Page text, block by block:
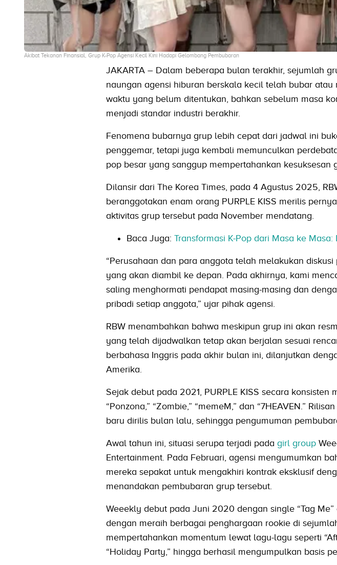
Akibat Tekanan Finansial, Grup K-Pop Agensi Kecil Kini Hadapi Gelombang Pembubaran
JAKARTA – Dalam beberapa bulan terakhir, sejumlah
naungan agensi hiburan berskala kecil telah bubar
waktu yang belum ditentukan, bahkan sebelum masa
menjadi standar industri berakhir.
Fenomena bubarnya grup lebih cepat dari jadwal ini
penggemar, tetapi juga kembali memunculkan
pop besar yang sanggup mempertahankan kesuksesan
Dilansir dari The Korea Times, pada 4 Agustus 2025,
beranggotakan enam orang PURPLE KISS merilis
aktivitas grup tersebut pada November mendatang.
Baca Juga: Transformasi K-Pop dari Masa ke
“Perusahaan dan para anggota telah melakukan
yang akan diambil ke depan. Pada akhirnya, kami
saling menghormati pendapat masing-masing dan
pribadi setiap anggota,” ujar pihak agensi.
RBW menambahkan bahwa meskipun grup ini akan
yang telah dijadwalkan tetap akan berjalan sesuai
berbahasa Inggris pada akhir bulan ini, dilanjutkan
Amerika.
Sejak debut pada 2021, PURPLE KISS secara
“Ponzona,” “Zombie,” “memeM,” dan “7HEAVEN.”
baru dirilis bulan lalu, sehingga pengumuman
Awal tahun ini, situasi serupa terjadi pada girl group
Entertainment. Pada Februari, agensi mengumumkan
mereka sepakat untuk mengakhiri kontrak eksklusif
menandakan pembubaran grup tersebut.
Weeekly debut pada Juni 2020 dengan single “Tag
dengan meraih berbagai penghargaan rookie di
mempertahankan momentum lewat lagu-lagu seperti
“Holiday Party,” hingga berhasil mengumpulkan basis